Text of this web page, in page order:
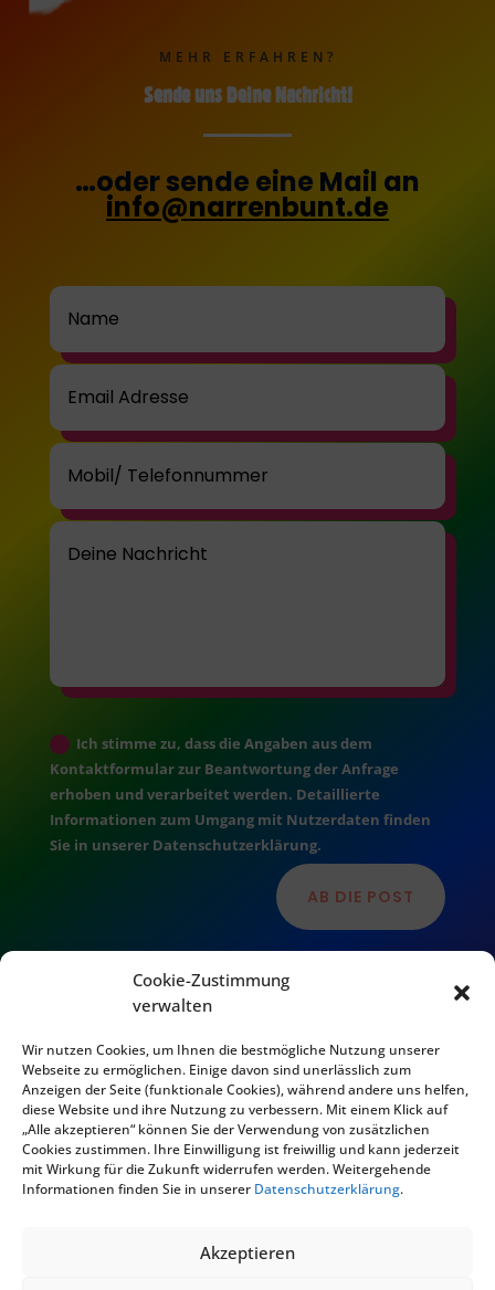
Cookie-Zustimmung
verwalten
Wir nutzen Cookies, um Ihnen die bestmögliche Nutzung unserer
Webseite zu ermöglichen. Einige davon sind unerlässlich zum
Anzeigen der Seite (funktionale Cookies), während andere uns helfen,
diese Website und ihre Nutzung zu verbessern. Mit einem Klick auf
„Alle akzeptieren“ können Sie der Verwendung von zusätzlichen
Cookies zustimmen. Ihre Einwilligung ist freiwillig und kann jederzeit
mit Wirkung für die Zukunft widerrufen werden. Weitergehende
Informationen finden Sie in unserer Datenschutzerklärung.
Akzeptieren
MEHR ERFAHREN?
Sende uns Deine Nachricht!
…oder sende eine Mail an
info@narrenbunt.de
Ich stimme zu, dass die Angaben aus dem
Kontaktformular zur Beantwortung der Anfrage
erhoben und verarbeitet werden. Detaillierte
Informationen zum Umgang mit Nutzerdaten finden
Sie in unserer Datenschutzerklärung.
AB DIE POST
© 2024 Narrenbunt 2007 e.V.